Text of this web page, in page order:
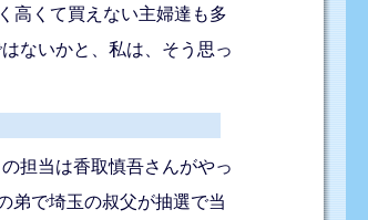
高くて買えない主婦達も多
ないかと、私は、そう思っ
担当は香取慎吾さんがやっ
弟で埼玉の叔父が抽選で当